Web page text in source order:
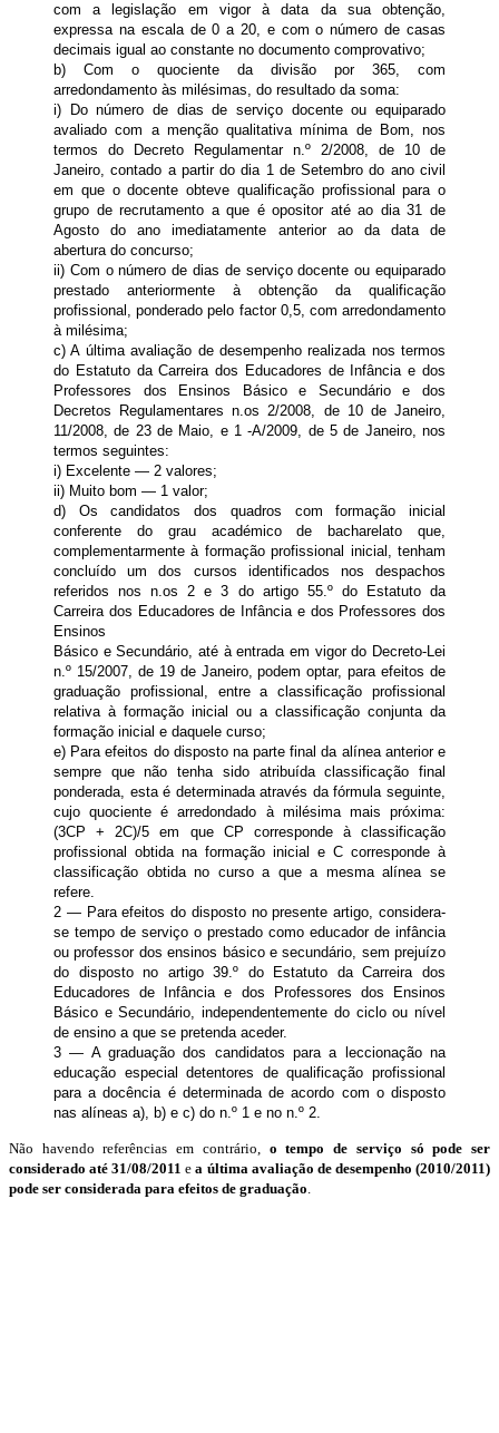
com a legislação em vigor à data da sua obtenção,
expressa na escala de 0 a 20, e com o número de casas
decimais igual ao constante no documento comprovativo;
b) Com o quociente da divisão por 365, com
arredondamento às milésimas, do resultado da soma:
i) Do número de dias de serviço docente ou equiparado
avaliado com a menção qualitativa mínima de Bom, nos
termos do Decreto Regulamentar n.º 2/2008, de 10 de
Janeiro, contado a partir do dia 1 de Setembro do ano civil
em que o docente obteve qualificação profissional para o
grupo de recrutamento a que é opositor até ao dia 31 de
Agosto do ano imediatamente anterior ao da data de
abertura do concurso;
ii) Com o número de dias de serviço docente ou equiparado
prestado anteriormente à obtenção da qualificação
profissional, ponderado pelo factor 0,5, com arredondamento
à milésima;
c) A última avaliação de desempenho realizada nos termos
do Estatuto da Carreira dos Educadores de Infância e dos
Professores dos Ensinos Básico e Secundário e dos
Decretos Regulamentares n.os 2/2008, de 10 de Janeiro,
11/2008, de 23 de Maio, e 1 -A/2009, de 5 de Janeiro, nos
termos seguintes:
i) Excelente — 2 valores;
ii) Muito bom — 1 valor;
d) Os candidatos dos quadros com formação inicial
conferente do grau académico de bacharelato que,
complementarmente à formação profissional inicial, tenham
concluído um dos cursos identificados nos despachos
referidos nos n.os 2 e 3 do artigo 55.º do Estatuto da
Carreira dos Educadores de Infância e dos Professores dos
Ensinos
Básico e Secundário, até à entrada em vigor do Decreto-Lei
n.º 15/2007, de 19 de Janeiro, podem optar, para efeitos de
graduação profissional, entre a classificação profissional
relativa à formação inicial ou a classificação conjunta da
formação inicial e daquele curso;
e) Para efeitos do disposto na parte final da alínea anterior e
sempre que não tenha sido atribuída classificação final
ponderada, esta é determinada através da fórmula seguinte,
cujo quociente é arredondado à milésima mais próxima:
(3CP + 2C)/5 em que CP corresponde à classificação
profissional obtida na formação inicial e C corresponde à
classificação obtida no curso a que a mesma alínea se
refere.
2 — Para efeitos do disposto no presente artigo, considera-
se tempo de serviço o prestado como educador de infância
ou professor dos ensinos básico e secundário, sem prejuízo
do disposto no artigo 39.º do Estatuto da Carreira dos
Educadores de Infância e dos Professores dos Ensinos
Básico e Secundário, independentemente do ciclo ou nível
de ensino a que se pretenda aceder.
3 — A graduação dos candidatos para a leccionação na
educação especial detentores de qualificação profissional
para a docência é determinada de acordo com o disposto
nas alíneas a), b) e c) do n.º 1 e no n.º 2.
Não havendo referências em contrário, o tempo de serviço só pode ser
considerado até 31/08/2011 ea última avaliação de desempenho (2010/2011)
pode ser considerada para efeitos de graduação